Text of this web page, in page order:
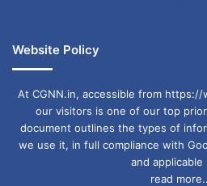
Website Policy
At CGNN.in, accessible from
our visitors is one of our top
document outlines the types of
we use it, in full compliance with
and applicable
read